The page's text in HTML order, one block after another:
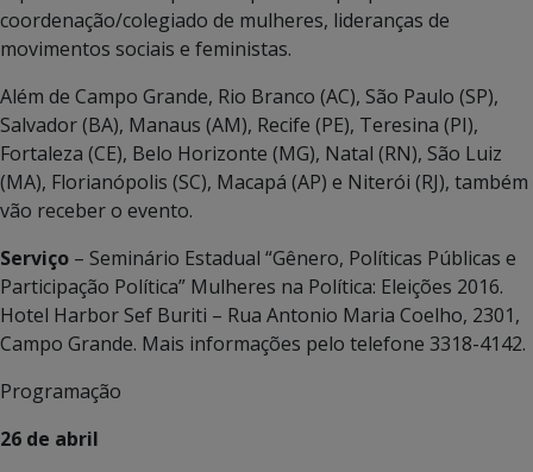
coordenação/colegiado de mulheres, lideranças de
movimentos sociais e feministas.
Além de Campo Grande, Rio Branco (AC), São Paulo (SP),
Salvador (BA), Manaus (AM), Recife (PE), Teresina (PI),
Fortaleza (CE), Belo Horizonte (MG), Natal (RN), São Luiz
(MA), Florianópolis (SC), Macapá (AP) e Niterói (RJ), também
vão receber o evento.
Serviço – Seminário Estadual “Gênero, Políticas Públicas e
Participação Política” Mulheres na Política: Eleições 2016.
Hotel Harbor Sef Buriti – Rua Antonio Maria Coelho, 2301,
Campo Grande. Mais informações pelo telefone 3318-4142.
Programação
26 de abril